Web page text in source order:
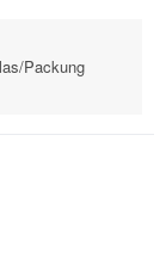
Packung